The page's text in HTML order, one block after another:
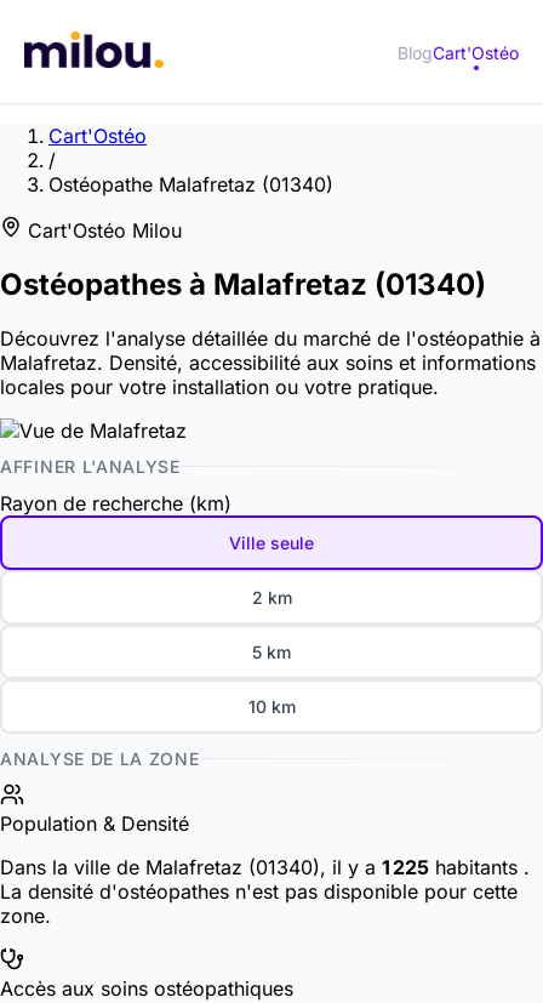
BlogCart'Ostéo
Cart'Ostéo
/
Ostéopathe Malafretaz (01340)
Cart'Ostéo Milou
Ostéopathes à Malafretaz (01340)
Découvrez l'analyse détaillée du marché de l'ostéopathie à
Malafretaz. Densité, accessibilité aux soins et informations
locales pour votre installation ou votre pratique.
AFFINER L'ANALYSE
Rayon de recherche (km)
Ville seule
2 km
5 km
10 km
ANALYSE DE LA ZONE
Population & Densité
Dans la ville de Malafretaz (01340), il y a 1 225 habitants .
La densité d'ostéopathes n'est pas disponible pour cette
zone.
Accès aux soins ostéopathiques